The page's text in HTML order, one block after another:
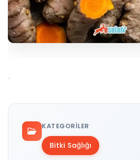
KATEGORILER
Bitki Sağlığı